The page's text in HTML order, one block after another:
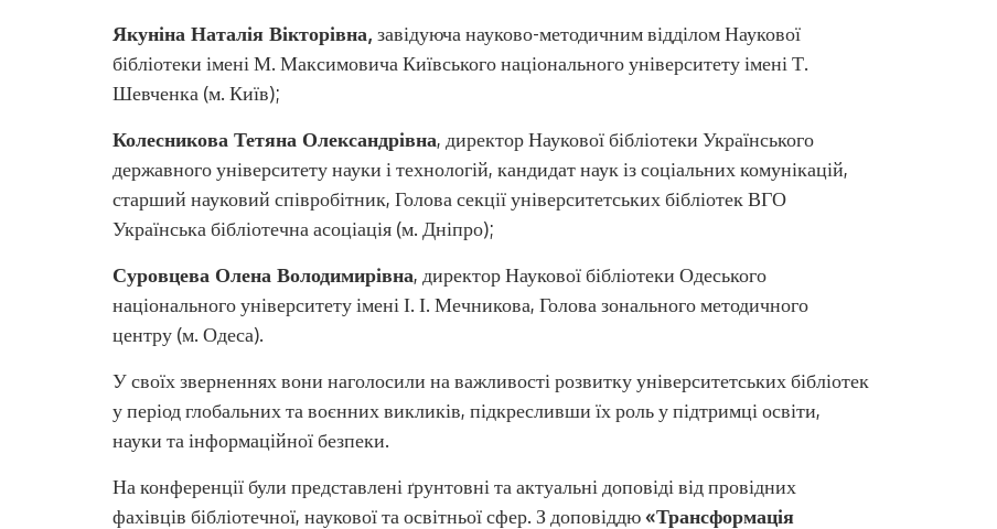
Якуніна Наталія Вікторівна, завідуюча науково-методичним відділом Наукової
бібліотеки імені М. Максимовича Київського національного університету імені Т.
Шевченка (м. Київ);
Колесникова Тетяна Олександрівна, директор Наукової бібліотеки Українського
державного університету науки і технологій, кандидат наук із соціальних комунікацій,
старший науковий співробітник, Голова секції університетських бібліотек ВГО
Українська бібліотечна асоціація (м. Дніпро);
Суровцева Олена Володимирівна, директор Наукової бібліотеки Одеського
національного університету імені І. І. Мечникова, Голова зонального методичного
центру (м. Одеса).
У своїх зверненнях вони наголосили на важливості розвитку університетських бібліотек
у період глобальних та воєнних викликів, підкресливши їх роль у підтримці освіти,
науки та інформаційної безпеки.
На конференції були представлені ґрунтовні та актуальні доповіді від провідних
фахівців бібліотечної, наукової та освітньої сфер. З доповіддю«Трансформація